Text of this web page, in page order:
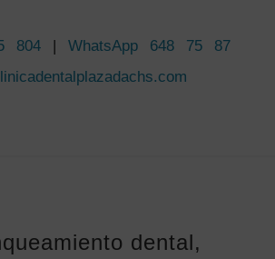
804 | WhatsApp 648 75 87
dental,